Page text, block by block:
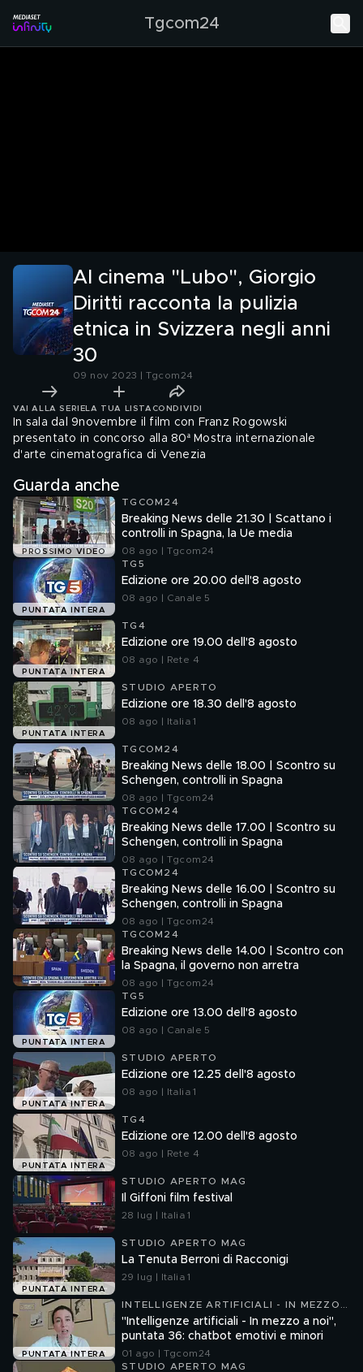
Tgcom24
Al cinema "Lubo", Giorgio
Diritti racconta la pulizia
etnica in Svizzera negli anni
30
09 nov 2023 | Tgcom24
VAI ALLA SERIE LA TUA LISTA CONDIVIDI
In sala dal 9novembre il film con Franz Rogowski
presentato in concorso alla 80ª Mostra internazionale
d'arte cinematografica di Venezia
Guarda anche
PROSSIMO VIDEO
TGCOM24
Breaking News delle 21.30 | Scattano i
controlli in Spagna, la Ue media
08 ago | Tgcom24
PUNTATA INTERA
TG5
Edizione ore 20.00 dell'8 agosto
08 ago | Canale 5
PUNTATA INTERA
TG4
Edizione ore 19.00 dell'8 agosto
08 ago | Rete 4
PUNTATA INTERA
STUDIO APERTO
Edizione ore 18.30 dell'8 agosto
08 ago | Italia 1
TGCOM24
Breaking News delle 18.00 | Scontro su
Schengen, controlli in Spagna
08 ago | Tgcom24
TGCOM24
Breaking News delle 17.00 | Scontro su
Schengen, controlli in Spagna
08 ago | Tgcom24
TGCOM24
Breaking News delle 16.00 | Scontro su
Schengen, controlli in Spagna
08 ago | Tgcom24
TGCOM24
Breaking News delle 14.00 | Scontro con
la Spagna, il governo non arretra
08 ago | Tgcom24
PUNTATA INTERA
TG5
Edizione ore 13.00 dell'8 agosto
08 ago | Canale 5
PUNTATA INTERA
STUDIO APERTO
Edizione ore 12.25 dell'8 agosto
08 ago | Italia 1
PUNTATA INTERA
TG4
Edizione ore 12.00 dell'8 agosto
08 ago | Rete 4
STUDIO APERTO MAG
Il Giffoni film festival
28 lug | Italia 1
PUNTATA INTERA
STUDIO APERTO MAG
La Tenuta Berroni di Racconigi
29 lug | Italia 1
PUNTATA INTERA
INTELLIGENZE ARTIFICIALI - IN MEZZO
A NOI
"Intelligenze artificiali - In mezzo a noi",
puntata 36: chatbot emotivi e minori
01 ago | Tgcom24
STUDIO APERTO MAG